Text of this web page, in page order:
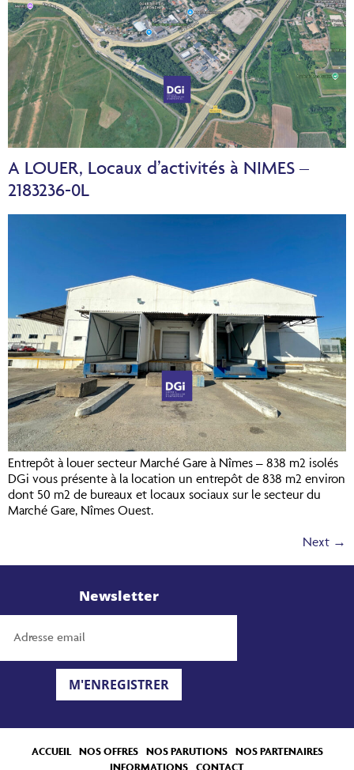
A LOUER, Locaux d’activités à NIMES –
2183236-0L
Entrepôt à louer secteur Marché Gare à Nîmes – 838 m2 isolés
DGi vous présente à la location un entrepôt de 838 m2 environ
dont 50 m2 de bureaux et locaux sociaux sur le secteur du
Marché Gare, Nîmes Ouest.
Next →
Newsletter
M'ENREGISTRER
ACCUEIL NOS OFFRES NOS PARUTIONS
NOS PARTENAIRES
INFORMATIONS CONTACT